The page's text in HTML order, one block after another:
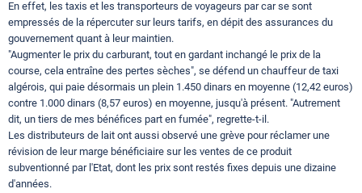
En effet, les taxis et les transporteurs de voyageurs par car se sont
empressés de la répercuter sur leurs tarifs, en dépit des assurances du
gouvernement quant à leur maintien.
"Augmenter le prix du carburant, tout en gardant inchangé le prix de la
course, cela entraîne des pertes sèches", se défend un chauffeur de taxi
algérois, qui paie désormais un plein 1.450 dinars en moyenne (12,42 euros)
contre 1.000 dinars (8,57 euros) en moyenne, jusqu'à présent. "Autrement
dit, un tiers de mes bénéfices part en fumée", regrette-t-il.
Les distributeurs de lait ont aussi observé une grève pour réclamer une
révision de leur marge bénéficiaire sur les ventes de ce produit
subventionné par l'Etat, dont les prix sont restés fixes depuis une dizaine
d'années.